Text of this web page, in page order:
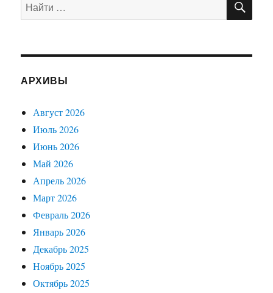
АРХИВЫ
Август 2026
Июль 2026
Июнь 2026
Май 2026
Апрель 2026
Март 2026
Февраль 2026
Январь 2026
Декабрь 2025
Ноябрь 2025
Октябрь 2025